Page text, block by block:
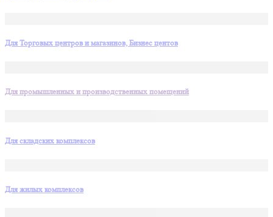
Для Торговых центров и магазинов, Бизнес центов
Для промышленных и производственных помещений
Для складских комплексов
Для жилых комплексов